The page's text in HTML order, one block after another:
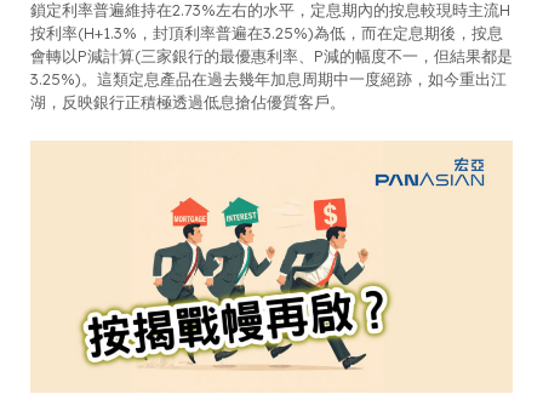
鎖定利率普遍維持在2.73%左右的水平，定息期內的按息較現時主流H
按利率(H+1.3%，封頂利率普遍在3.25%)為低，而在定息期後，按息
會轉以P減計算(三家銀行的最優惠利率、P減的幅度不一，但結果都是
3.25%)。這類定息產品在過去幾年加息周期中一度絕跡，如今重出江
湖，反映銀行正積極透過低息搶佔優質客戶。